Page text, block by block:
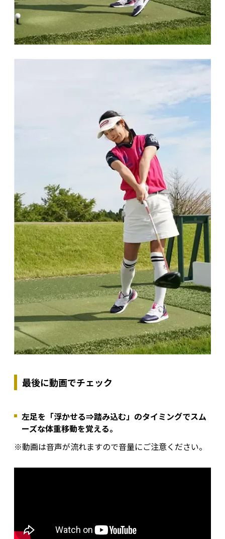
最後に動画でチェック
左足を「浮かせる⇒踏み込む」のタイミングでスム
ーズな体重移動を覚える。
※動画は音声が流れますので音量にご注意ください。